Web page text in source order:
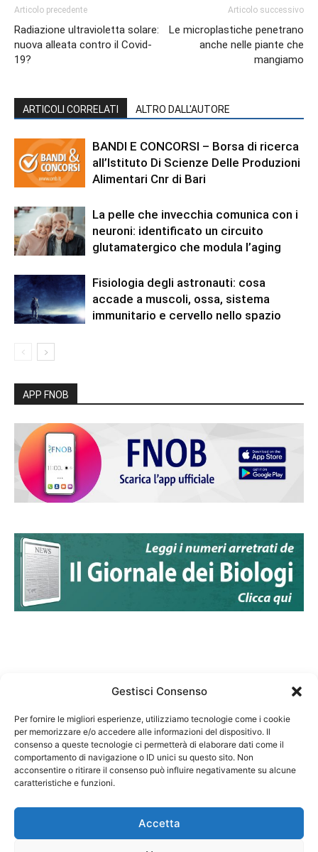
Gestisci Consenso
Per fornire le migliori esperienze, utilizziamo tecnologie come i cookie
per memorizzare e/o accedere alle informazioni del dispositivo. Il
consenso a queste tecnologie ci permetterà di elaborare dati come il
comportamento di navigazione o ID unici su questo sito. Non
acconsentire o ritirare il consenso può influire negativamente su alcune
caratteristiche e funzioni.
Accetta
Articolo precedente
Radiazione ultravioletta solare:
nuova alleata contro il Covid-
19?
Articolo successivo
Le microplastiche penetrano
anche nelle piante che
mangiamo
ARTICOLI CORRELATI ALTRO DALL'AUTORE
BANDI E CONCORSI – Borsa di ricerca
all’Istituto Di Scienze Delle Produzioni
Alimentari Cnr di Bari
La pelle che invecchia comunica con i
neuroni: identificato un circuito
glutamatergico che modula l’aging
Fisiologia degli astronauti: cosa
accade a muscoli, ossa, sistema
immunitario e cervello nello spazio
APP FNOB
Federazione Nazionale Degli Ordini dei Biologi:
codice fiscale 80069130583
Responsabile sito internet www.fnob.it: